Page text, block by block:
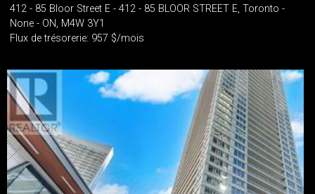
412 - 85 Bloor Street E - 412 - 85 BLOOR STREET E, Toronto -
None - ON, M4W 3Y1
Flux de trésorerie: 957 $/mois